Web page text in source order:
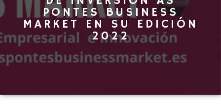
PONTES BUSINESS
MARKET EN SU EDICIÓN
2022